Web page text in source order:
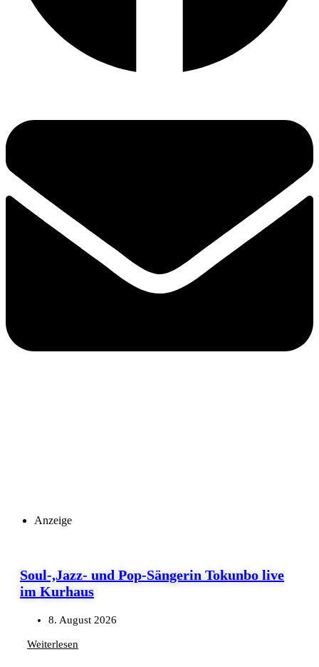
Anzeige
Soul-,Jazz- und Pop-Sängerin Tokunbo live
im Kurhaus
8. August 2026
Weiterlesen